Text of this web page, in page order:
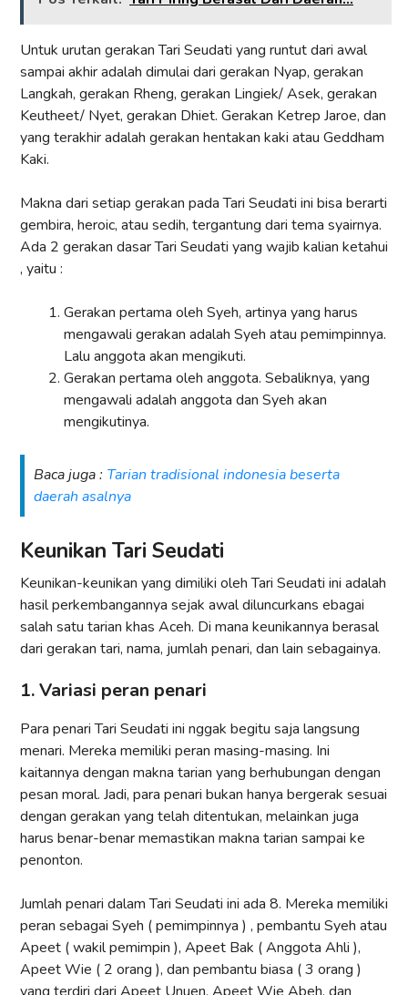
Untuk urutan gerakan Tari Seudati yang runtut dari awal
sampai akhir adalah dimulai dari gerakan Nyap, gerakan
Langkah, gerakan Rheng, gerakan Lingiek/ Asek, gerakan
Keutheet/ Nyet, gerakan Dhiet. Gerakan Ketrep Jaroe, dan
yang terakhir adalah gerakan hentakan kaki atau Geddham
Kaki.
Makna dari setiap gerakan pada Tari Seudati ini bisa berarti
gembira, heroic, atau sedih, tergantung dari tema syairnya.
Ada 2 gerakan dasar Tari Seudati yang wajib kalian ketahui
, yaitu :
Gerakan pertama oleh Syeh, artinya yang harus
mengawali gerakan adalah Syeh atau pemimpinnya.
Lalu anggota akan mengikuti.
Gerakan pertama oleh anggota. Sebaliknya, yang
mengawali adalah anggota dan Syeh akan
mengikutinya.
Baca juga : Tarian tradisional indonesia beserta
daerah asalnya
Keunikan Tari Seudati
Keunikan-keunikan yang dimiliki oleh Tari Seudati ini adalah
hasil perkembangannya sejak awal diluncurkans ebagai
salah satu tarian khas Aceh. Di mana keunikannya berasal
dari gerakan tari, nama, jumlah penari, dan lain sebagainya.
1. Variasi peran penari
Para penari Tari Seudati ini nggak begitu saja langsung
menari. Mereka memiliki peran masing-masing. Ini
kaitannya dengan makna tarian yang berhubungan dengan
pesan moral. Jadi, para penari bukan hanya bergerak sesuai
dengan gerakan yang telah ditentukan, melainkan juga
harus benar-benar memastikan makna tarian sampai ke
penonton.
Jumlah penari dalam Tari Seudati ini ada 8. Mereka memiliki
peran sebagai Syeh ( pemimpinnya ) , pembantu Syeh atau
Apeet ( wakil pemimpin ), Apeet Bak ( Anggota Ahli ),
Apeet Wie ( 2 orang ), dan pembantu biasa ( 3 orang )
yang terdiri dari Apeet Unuen, Apeet Wie Abeh, dan